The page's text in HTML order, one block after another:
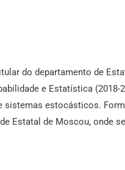
do departamento de
e Estatística (2018-
sistemas estocásticos.
Estatal de Moscou, onde